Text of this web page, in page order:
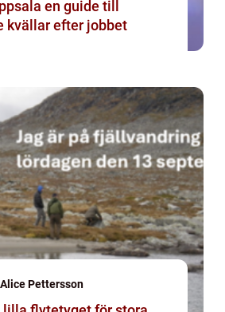
guide till
kvällar efter jobbet
Alice Pettersson